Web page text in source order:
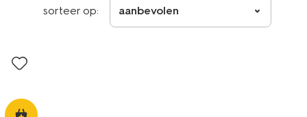
sorteer op: aanbevolen